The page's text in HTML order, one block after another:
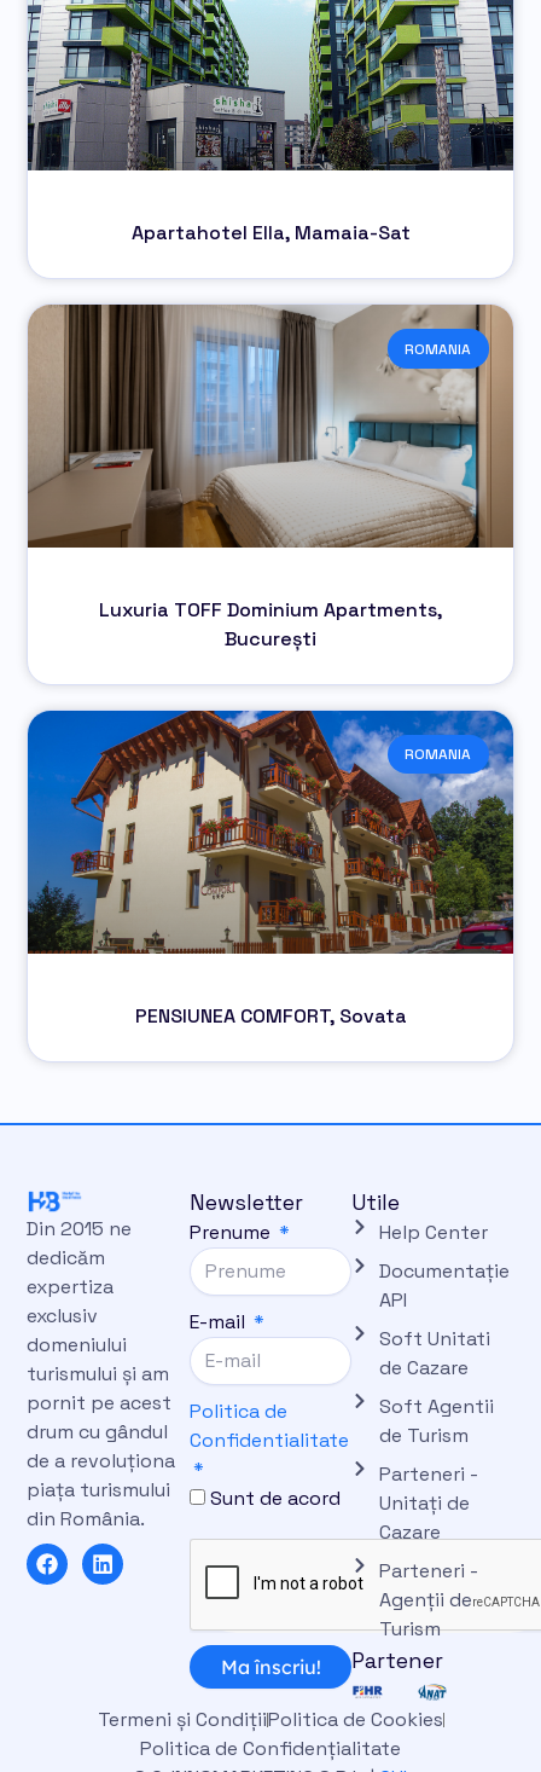
Apartahotel Ella, Mamaia-Sat
ROMANIA
Luxuria TOFF Dominium Apartments,
București
ROMANIA
PENSIUNEA COMFORT, Sovata
Din 2015 ne
dedicăm
expertiza
exclusiv
domeniului
turismului și am
pornit pe acest
drum cu gândul
de a revoluționa
piața turismului
din România.
F
a
L
i
Newsletter
Prenume
E-mail
Politica de
Confidentialitate
Sunt de acord
Ma înscriu!
Utile
Help Center
Documentație
API
Soft Unitati
de Cazare
Soft Agentii
de Turism
Parteneri -
Unitați de
Cazare
Parteneri -
Agenții de
Turism
Partener
Termeni și CondițiiPolitica de Cookies
Politica de Confidențialitate